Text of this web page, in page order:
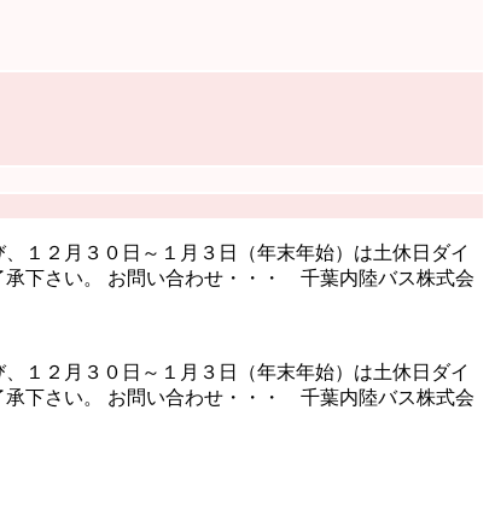
２月３０日～１月３日（年末年始）は土休日ダイ
下さい。 お問い合わせ・・・ 千葉内陸バス株式会
２月３０日～１月３日（年末年始）は土休日ダイ
下さい。 お問い合わせ・・・ 千葉内陸バス株式会